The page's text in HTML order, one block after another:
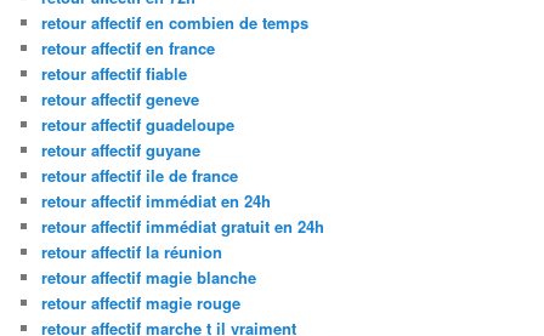
retour affectif en combien de temps
retour affectif en france
retour affectif fiable
retour affectif geneve
retour affectif guadeloupe
retour affectif guyane
retour affectif ile de france
retour affectif immédiat en 24h
retour affectif immédiat gratuit en 24h
retour affectif la réunion
retour affectif magie blanche
retour affectif magie rouge
retour affectif marche t il vraiment